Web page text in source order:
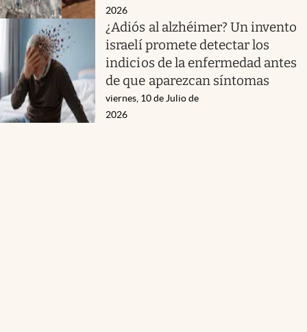
2026
¿Adiós al alzhéimer? Un invento
israelí promete detectar los
indicios de la enfermedad antes
de que aparezcan síntomas
viernes, 10 de Julio de
2026